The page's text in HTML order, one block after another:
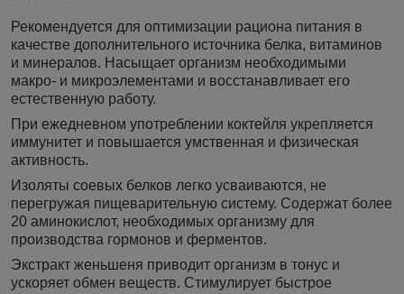
Рекомендуется для оптимизации рациона питания в
качестве дополнительного источника белка, витаминов
и минералов. Насыщает организм необходимыми
макро- и микроэлементами и восстанавливает его
естественную работу.
При ежедневном употреблении коктейля укрепляется
иммунитет и повышается умственная и физическая
активность.
Изоляты соевых белков легко усваиваются, не
перегружая пищеварительную систему. Содержат более
20 аминокислот, необходимых организму для
производства гормонов и ферментов.
Экстракт женьшеня приводит организм в тонус и
ускоряет обмен веществ. Стимулирует быстрое